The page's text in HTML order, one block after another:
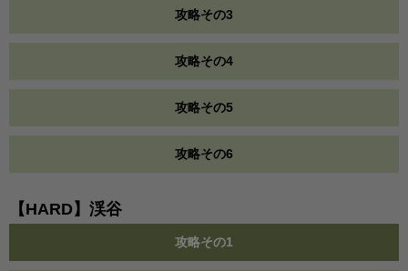
攻略その3
攻略その4
攻略その5
攻略その6
【HARD】渓谷
攻略その1